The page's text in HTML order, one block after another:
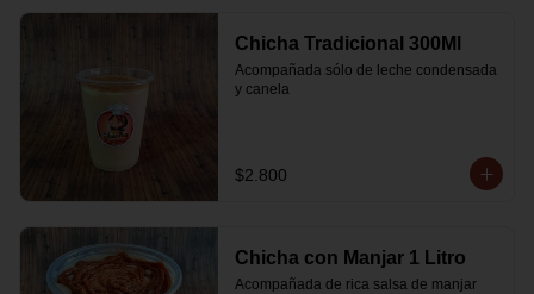
Chicha Tradicional 300Ml
Acompañada sólo de leche condensada
y canela
$2.800
Chicha con Manjar 1 Litro
Acompañada de rica salsa de manjar